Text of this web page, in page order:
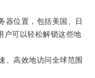
位置，包括美国、日
户可以轻松解锁这些地
高效地访问全球范围